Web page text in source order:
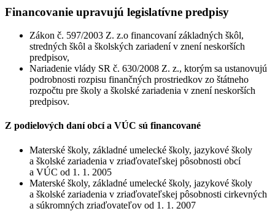
Financovanie upravujú legislatívne predpisy
Zákon č. 597/2003 Z. z.o financovaní základných škôl,
stredných škôl a školských zariadení v znení neskorších
predpisov,
Nariadenie vlády SR č. 630/2008 Z. z., ktorým sa ustanovujú
podrobnosti rozpisu finančných prostriedkov zo štátneho
rozpočtu pre školy a školské zariadenia v znení neskorších
predpisov.
Z podielových daní obcí a VÚC sú financované
Materské školy, základné umelecké školy, jazykové školy
a školské zariadenia v zriaďovateľskej pôsobnosti obcí
a VÚC od 1. 1. 2005
Materské školy, základné umelecké školy, jazykové školy
a školské zariadenia v zriaďovateľskej pôsobnosti cirkevných
a súkromných zriaďovateľov od 1. 1. 2007